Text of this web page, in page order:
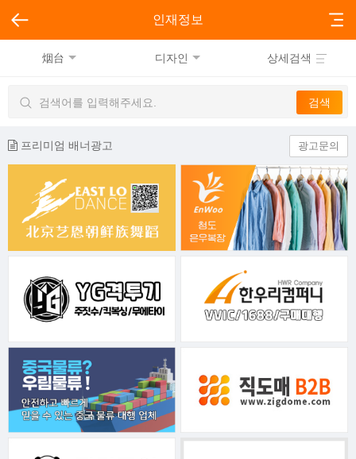
인재정보
烟台 디자인 상세검색
프리미엄 배너광고 광고문의